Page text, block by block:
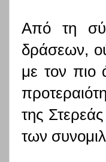
Από τη
δράσεων,
με τον πιο
της
των